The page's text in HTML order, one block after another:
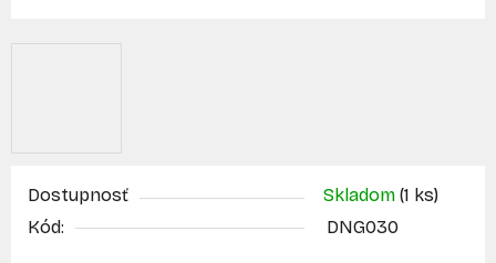
Dostupnosť Skladom (1 ks)
Kód:
DNG030